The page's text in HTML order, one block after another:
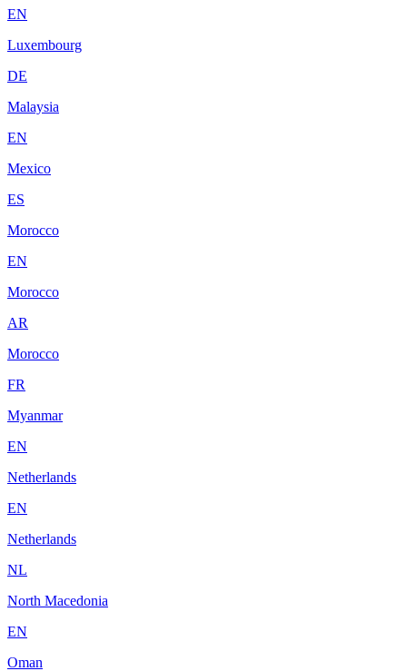
EN
Luxembourg
DE
Malaysia
EN
Mexico
ES
Morocco
EN
Morocco
AR
Morocco
FR
Myanmar
EN
Netherlands
EN
Netherlands
NL
North Macedonia
EN
Oman